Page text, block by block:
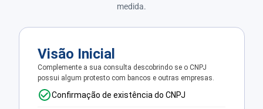
medida.
Visão Inicial
Complemente a sua consulta descobrindo se o CNPJ
possui algum protesto com bancos e outras empresas.
Confirmação de existência do CNPJ